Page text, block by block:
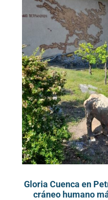
Gloria Cuenca en
cráneo humano